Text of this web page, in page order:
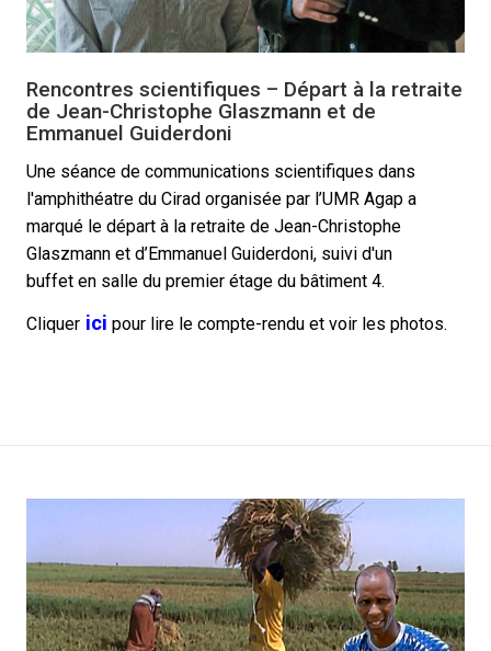
Rencontres scientifiques – Départ à la retraite
de Jean-Christophe Glaszmann et de
Emmanuel Guiderdoni
Une séance de communications scientifiques dans
l'amphithéatre du Cirad organisée par l’UMR Agap a
marqué le départ à la retraite de Jean-Christophe
Glaszmann et d’Emmanuel Guiderdoni, suivi d'un
buffet en salle du premier étage du bâtiment 4.
Cliquer ici pour lire le compte-rendu et voir les photos.